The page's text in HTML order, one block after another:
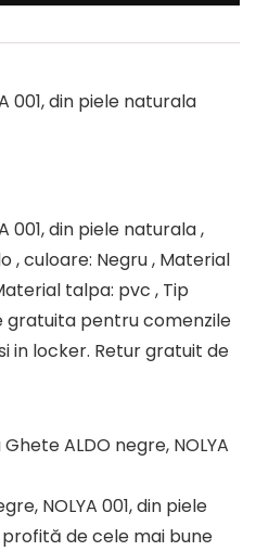
001, din piele naturala
001, din piele naturala ,
, culoare: Negru , Material
talpa: pvc , Tip
gratuita pentru comenzile
in locker. Retur gratuit de
ALDO negre, NOLYA
NOLYA 001, din piele
de cele mai bune